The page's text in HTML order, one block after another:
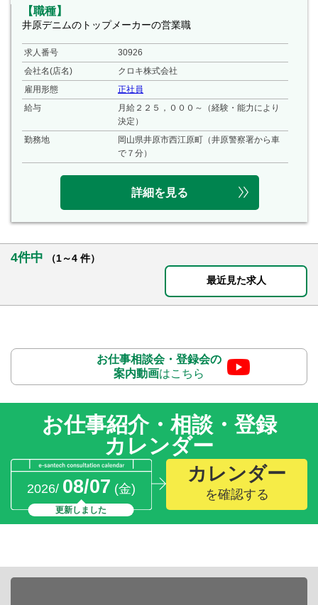
【職種】
井原デニムのトップメーカーの営業職
求人番号
30926
会社名(店名)
クロキ株式会社
雇用形態
正社員
給与
月給２２５，０００～（経験・能力により
決定）
勤務地
岡山県井原市西江原町（井原警察署から車
で７分）
詳細を見る
4件中
（1～4 件）
最近見た求人
お仕事相談会・登録会の
案内動画はこちら
お仕事紹介・相談・登録
カレンダー
2026/ 08/07 (金)
更新しました
カレンダー
を確認する